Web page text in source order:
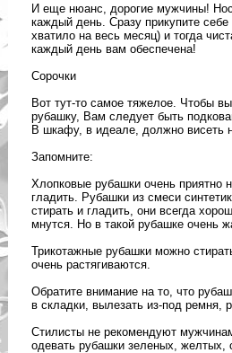
И еще нюанс, дорогие мужчины!
каждый день. Сразу прикупите
хватило на весь месяц) и тогда
каждый день вам обеспечена!
Сорочки
Вот тут-то самое тяжелое. Чтобы
рубашку, Вам следует быть
В шкафу, в идеале, должно висеть
Запомните:
Хлопковые рубашки очень приятно
гладить. Рубашки из смеси
стирать и гладить, они всегда
мнутся. Но в такой рубашке очень
Трикотажные рубашки можно
очень растягиваются.
Обратите внимание на то, что
в складки, вылезать из-под ремня,
Стилисты не рекомендуют
одевать рубашки зеленых, желтых,